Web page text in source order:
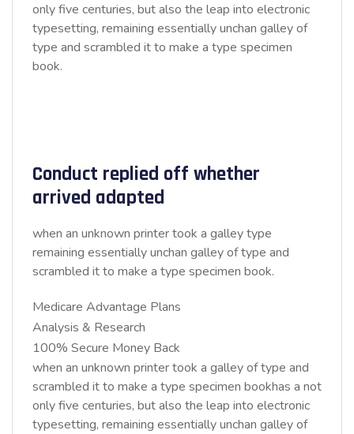
only five centuries, but also the leap into electronic
typesetting, remaining essentially unchan galley of
type and scrambled it to make a type specimen
book.
Conduct replied off whether
arrived adapted
when an unknown printer took a galley type
remaining essentially unchan galley of type and
scrambled it to make a type specimen book.
Medicare Advantage Plans
Analysis & Research
100% Secure Money Back
when an unknown printer took a galley of type and
scrambled it to make a type specimen bookhas a not
only five centuries, but also the leap into electronic
typesetting, remaining essentially unchan galley of